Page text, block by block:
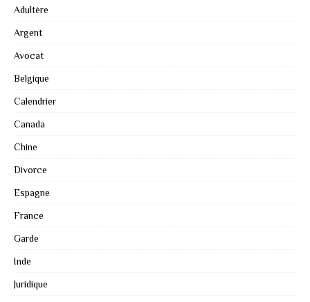
Adultère
Argent
Avocat
Belgique
Calendrier
Canada
Chine
Divorce
Espagne
France
Garde
Inde
Juridique